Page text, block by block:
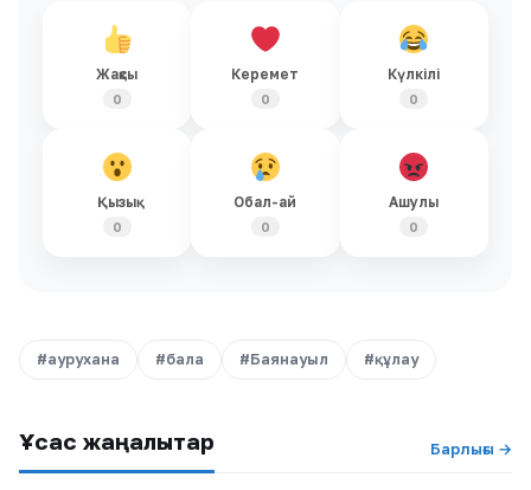
Жақсы
0
Керемет
0
Күлкілі
0
Қызық
0
Обал-ай
0
Ашулы
0
#аурухана #бала #Баянауыл #құлау
Ұқсас жаңалықтар Барлығы →